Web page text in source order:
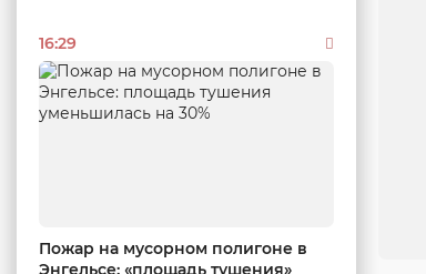
16:29
Пожар на мусорном полигоне в
Энгельсе: «площадь тушения»